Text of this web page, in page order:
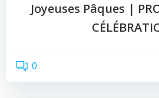
Joyeuses Pâques |
0